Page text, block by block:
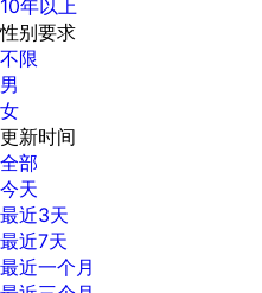
10年以上
性别要求
不限
男
女
更新时间
全部
今天
最近3天
最近7天
最近一个月